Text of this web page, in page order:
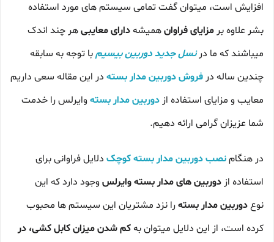
افزایش است، میتوان گفت تمامی سیستم های مورد استفاده
بشر علاوه بر مزایای فراوانهمیشهدارای معایبیهر چند اندک
میباشند که ما درنسل جدید دوربین بیسیمبا توجه به سابقه
چندین ساله در فروش دوربین مدار بسته در این مقاله سعی داریم
معایب و مزایای استفاده از دوربین مدار بسته وایرلس را خدمت
شما عزیزان گرامی ارائه دهیم.
در هنگامنصب دوربین مدار بسته کوچک دلایل فراوانی برای
استفاده از دوربین های مدار بسته وایرلس وجود دارد که این
نوعدوربین مدار بستهرا نزد مشتریان این سیستم ها محبوب
کرده است، از این دلایل میتوان بهکم شدن میزان کابل کشی، در